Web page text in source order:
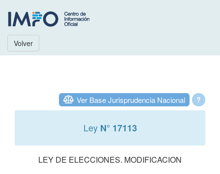
Volver
?
Ver Base Jurisprudencia Nacional
Ley N° 17113
LEY DE ELECCIONES. MODIFICACION